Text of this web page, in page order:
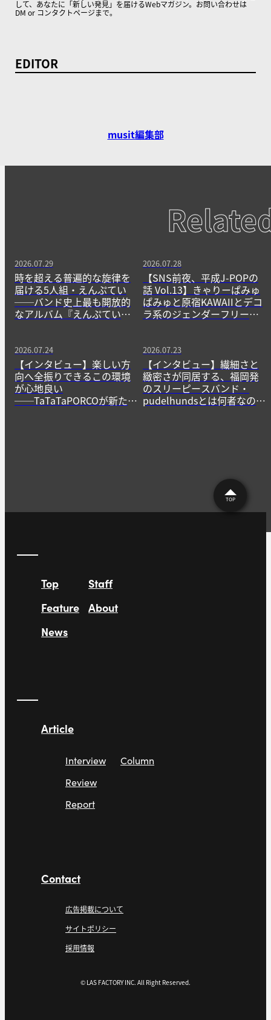
して、あなたに「新しい発見」を届けるWebマガジン。お問い合わせは
DM or コンタクトページまで。
EDITOR
musit編集部
2026.07.29
時を超える普遍的な旋律を
届ける5人組・えんぷてい
──バンド史上最も開放的
なアルバム『えんぷてい』
2026.07.28
【SNS前夜、平成J-POPの
話 Vol.13】きゃりーぱみゅ
ぱみゅと原宿KAWAIIとデコ
ラ系のジェンダーフリーな
2026.07.24
【インタビュー】楽しい方
向へ全振りできるこの環境
が心地良い
──TaTaTaPORCOが新たに
2026.07.23
【インタビュー】繊細さと
緻密さが同居する、福岡発
のスリーピースバンド・
pudelhundsとは何者なの
TOP
Top
Feature
News
Staff
About
Article
Interview
Review
Report
Column
Contact
広告掲載について
サイトポリシー
採用情報
© LAS FACTORY INC. All Right Reserved.